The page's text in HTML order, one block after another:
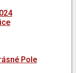
Pole